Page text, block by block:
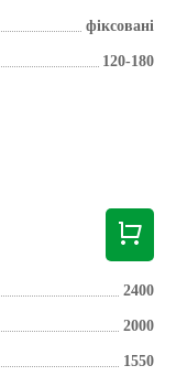
фіксовані
120-180
2400
2000
1550